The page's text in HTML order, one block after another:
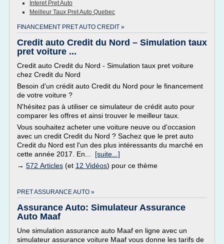
Interet Pret Auto
Meilleur Taux Pret Auto Quebec
FINANCEMENT PRET AUTO CREDIT »
Credit auto Credit du Nord – Simulation taux
pret voiture ...
Credit auto Credit du Nord - Simulation taux pret voiture
chez Credit du Nord
Besoin d'un crédit auto Credit du Nord pour le financement
de votre voiture ?
N'hésitez pas à utiliser ce simulateur de crédit auto pour
comparer les offres et ainsi trouver le meilleur taux.
Vous souhaitez acheter une voiture neuve ou d'occasion
avec un credit Credit du Nord ? Sachez que le pret auto
Credit du Nord est l'un des plus intéressants du marché en
cette année 2017. En... [suite...]
→ 572 Articles (et 12 Vidéos) pour ce thème
PRET ASSURANCE AUTO »
Assurance Auto: Simulateur Assurance
Auto Maaf
Une simulation assurance auto Maaf en ligne avec un
simulateur assurance voiture Maaf vous donne les tarifs de